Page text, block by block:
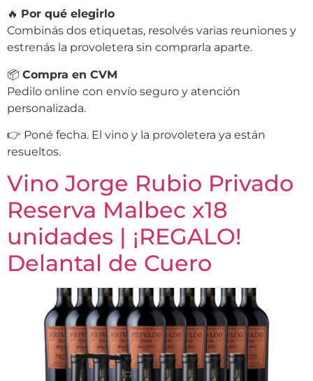
🔥 Por qué elegirlo
Combinás dos etiquetas, resolvés varias reuniones y
estrenás la provoletera sin comprarla aparte.
📦 Compra en CVM
Pedilo online con envío seguro y atención
personalizada.
👉 Poné fecha. El vino y la provoletera ya están
resueltos.
Vino Jorge Rubio Privado
Reserva Malbec x18
unidades | ¡REGALO!
Delantal de Cuero